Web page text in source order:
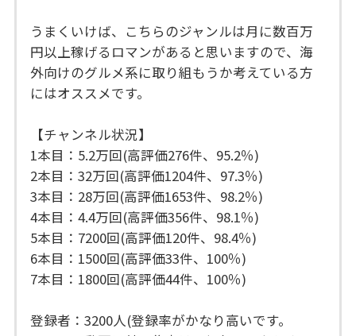
うまくいけば、こちらのジャンルは月に数百万
円以上稼げるロマンがあると思いますので、海
外向けのグルメ系に取り組もうか考えている方
にはオススメです。
【チャンネル状況】
1本目：5.2万回(高評価276件、95.2％)
2本目：32万回(高評価1204件、97.3％)
3本目：28万回(高評価1653件、98.2％)
4本目：4.4万回(高評価356件、98.1％)
5本目：7200回(高評価120件、98.4％)
6本目：1500回(高評価33件、100％)
7本目：1800回(高評価44件、100％)
登録者：3200人(登録率がかなり高いです。